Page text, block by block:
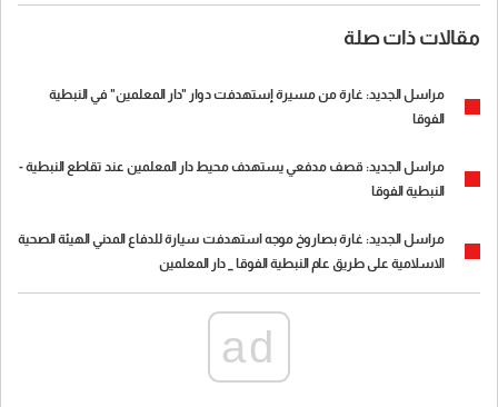
مقالات ذات صلة
مراسل الجديد: غارة من مسيرة إستهدفت دوار "دار المعلمين" في النبطية
الفوقا
مراسل الجديد: قصف مدفعي يستهدف محيط دار المعلمين عند تقاطع النبطية -
النبطية الفوقا
مراسل الجديد: غارة بصاروخ موجه استهدفت سيارة للدفاع المدني الهيئة الصحية
الاسلامية على طريق عام النبطية الفوقا _ دار المعلمين
ad